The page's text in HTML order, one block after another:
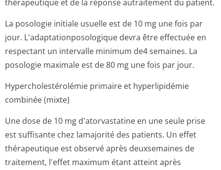
thérapeutique et de la réponse autraitement du patient.
La posologie initiale usuelle est de 10 mg une fois par
jour. L'adaptationpo­sologique devra être effectuée en
respectant un intervalle minimum de4 semaines. La
posologie maximale est de 80 mg une fois par jour.
Hypercholesté­rolémie primaire et hyperlipidémie
combinée (mixte)
Une dose de 10 mg d'atorvastatine en une seule prise
est suffisante chez lamajorité des patients. Un effet
thérapeutique est observé après deuxsemaines de
traitement, l'effet maximum étant atteint après